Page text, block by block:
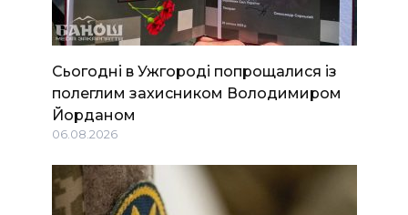
Сьогодні в Ужгороді попрощалися із
полеглим захисником Володимиром
Йорданом
06.08.2026